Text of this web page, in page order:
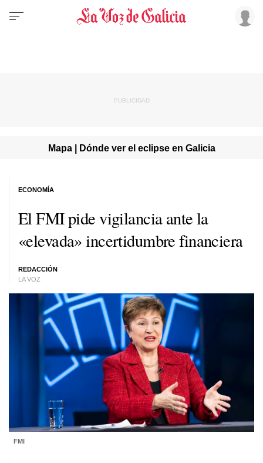
Mapa | Dónde ver el eclipse en Galicia
El FMI pide vigilancia ante la
«elevada» incertidumbre financiera
REDACCIÓN
LA VOZ
ECONOMÍA
FMI